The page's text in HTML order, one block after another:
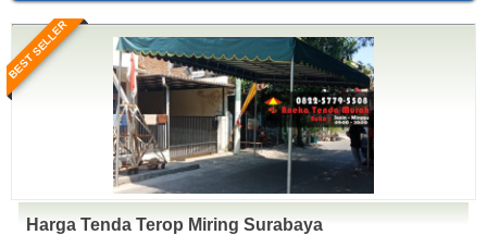
BEST SELLER
Harga Tenda Terop Miring Surabaya